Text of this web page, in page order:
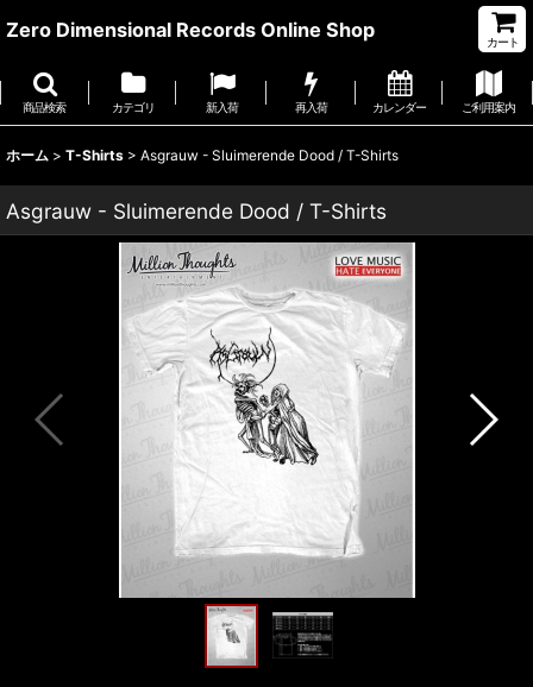
Zero Dimensional Records Online Shop
カート
商品検索 カテゴリ 新入荷 再入荷 カレンダー ご利用案内
ホーム > T-Shirts > Asgrauw - Sluimerende Dood / T-Shirts
Asgrauw - Sluimerende Dood / T-Shirts